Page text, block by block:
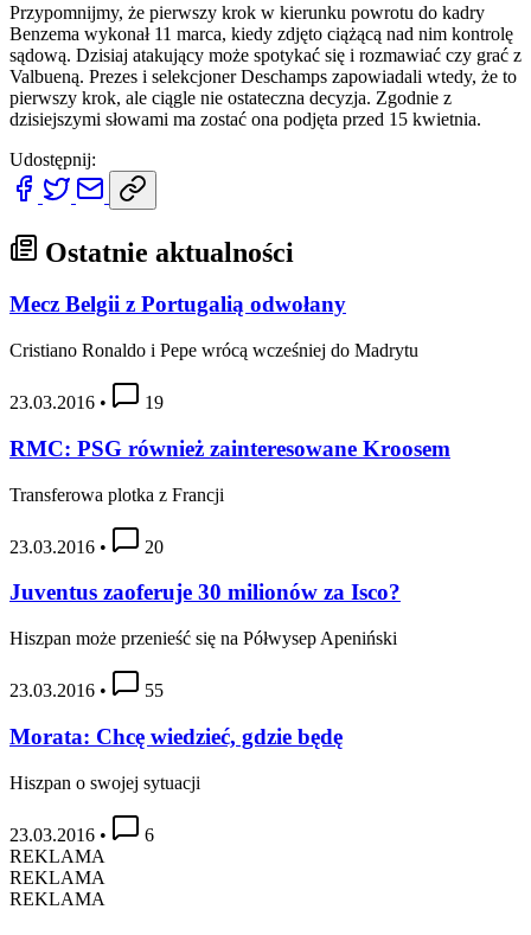
Przypomnijmy, że pierwszy krok w kierunku powrotu do kadry
Benzema wykonał 11 marca, kiedy zdjęto ciążącą nad nim kontrolę
sądową. Dzisiaj atakujący może spotykać się i rozmawiać czy grać z
Valbueną. Prezes i selekcjoner Deschamps zapowiadali wtedy, że to
pierwszy krok, ale ciągle nie ostateczna decyzja. Zgodnie z
dzisiejszymi słowami ma zostać ona podjęta przed 15 kwietnia.
Udostępnij:
Ostatnie aktualności
Mecz Belgii z Portugalią odwołany
Cristiano Ronaldo i Pepe wrócą wcześniej do Madrytu
23.03.2016 • 19
RMC: PSG również zainteresowane Kroosem
Transferowa plotka z Francji
23.03.2016 • 20
Juventus zaoferuje 30 milionów za Isco?
Hiszpan może przenieść się na Półwysep Apeniński
23.03.2016 • 55
Morata: Chcę wiedzieć, gdzie będę
Hiszpan o swojej sytuacji
23.03.2016 •
6
REKLAMA
REKLAMA
REKLAMA